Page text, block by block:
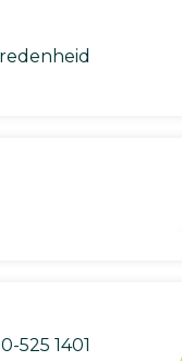
525 1401